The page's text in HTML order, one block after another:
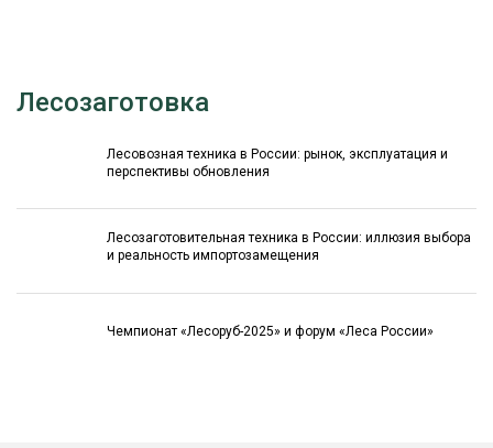
Лесозаготовка
Лесовозная техника в России: рынок, эксплуатация и
перспективы обновления
Лесозаготовительная техника в России: иллюзия выбора
и реальность импортозамещения
Чемпионат «Лесоруб-2025» и форум «Леса России»